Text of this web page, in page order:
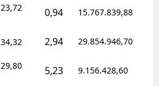
23,72 0,94 15.767.839,88
34,32 2,94 29.854.946,70
29,80 5,23 9.156.428,60